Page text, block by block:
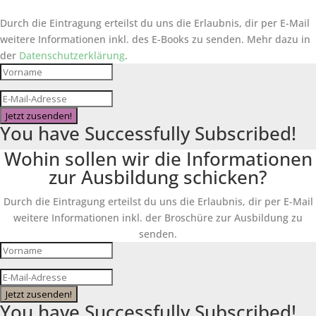
Durch die Eintragung erteilst du uns die Erlaubnis, dir per E-Mail
weitere Informationen inkl. des E-Books zu senden. Mehr dazu in
der Datenschutzerklärung.
Jetzt zusenden!
You have Successfully Subscribed!
Wohin sollen wir die Informationen
zur Ausbildung schicken?
Durch die Eintragung erteilst du uns die Erlaubnis, dir per E-Mail
weitere Informationen inkl. der Broschüre zur Ausbildung zu
senden.
Jetzt zusenden!